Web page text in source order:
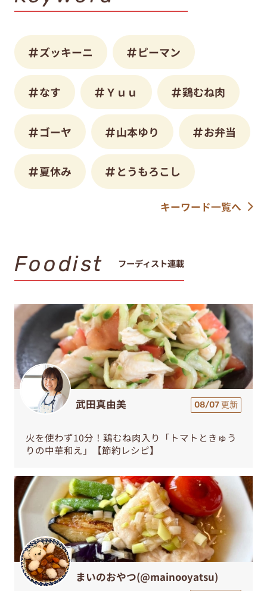
ズッキーニ ピーマン
なす Ｙｕｕ 鶏むね肉
ゴーヤ 山本ゆり お弁当
夏休み とうもろこし
キーワード一覧へ
Foodist フーディスト連載
武田真由美 08/07 更新
火を使わず10分！鶏むね肉入り「トマトときゅう
りの中華和え」【節約レシピ】
まいのおやつ(@mainooyatsu)